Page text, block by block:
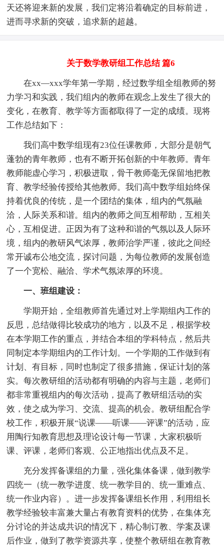
天还将迎来新的发展，我们定将沿着确定的目标前进，
进而寻求新的突破，追求新的超越。
关于数学教研组工作总结 篇6
在xx—xxx学年第一学期，经过数学组全组教师的努
力学习和实践，我们组内的教师在观念上发生了很大的
变化，在教育、教学等方面都取得了一定的成绩。现将
工作总结如下：
我们高中数学组现有23位任课教师，大部分是朝气
蓬勃的青年教师，也有不断开拓创新的中年教师。青年
教师能虚心学习，积极进取，骨干教师毫无保留地把教
育、教学经验传授给其他教师。我们高中数学组始终保
持着优良的传统，是一个团结的集体，组内的气氛融
洽，人际关系和谐。组内的教师之间互相帮助，互相关
心，互相促进。正因为有了这种和谐的气氛以及人际环
境，组内的教研风气浓厚，教师治学严谨，彼此之间经
常开诚布公地交流，探讨问题，为每位教师的发展创造
了一个宽松、融洽、学术气氛浓厚的环境。
一、班组建设：
学期开始，全组教师首先通过对上学期组内工作的
反思，总结做得比较成功的地方，以及不足，根据学校
在本学期工作的重点，并结合本组的学科特点，然后共
同制定本学期组内的工作计划。一个学期的工作做到有
计划、有目标，同时也制定了很多措施，保证计划的落
实。每次教研组的活动都有明确的内容与主题，老师们
都非常重视组内的每次活动，提高了教研组活动的实
效，使之成为学习、交流、提高的机会。教研组配合学
校工作，积极开展“说课——听课——评课”的活动，应
用陶行知教育思想及理论设计每一节课，大家积极听
课、评课，老师们客观、公正地指出优点及不足。
充分发挥备课组的力量，强化集体备课，做到教学
四统一（统一教学进度、统一教学目的、统一重难点、
统一作业内容）。进一步发挥备课组长作用，利用组长
教学经验较丰富兼大量占有教育资料的优势，在集体充
分讨论的并达成共识的情况下，精心制订教、学案及课
后作业，做到了教学资源共享，使整个教研组在教育教